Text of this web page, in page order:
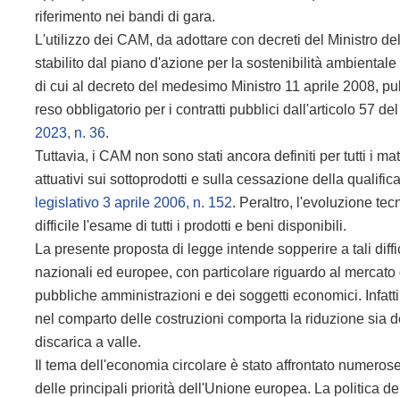
riferimento nei bandi di gara.
L'utilizzo dei CAM, da adottare con decreti del Ministro
stabilito dal piano d'azione per la sostenibilità
di cui al decreto del medesimo Ministro 11 aprile 2008,
reso obbligatorio per i contratti pubblici dall'articolo 57
2023, n. 36.
Tuttavia, i CAM non sono stati ancora definiti per tutti i
attuativi sui sottoprodotti e sulla cessazione della
legislativo 3 aprile 2006, n. 152. Peraltro, l'evoluzione
difficile l'esame di tutti i prodotti e beni disponibili.
La presente proposta di legge intende sopperire a tali
nazionali ed europee, con particolare riguardo al
pubbliche amministrazioni e dei soggetti economici.
nel comparto delle costruzioni comporta la riduzione sia
discarica a valle.
Il tema dell'economia circolare è stato affrontato
delle principali priorità dell'Unione europea. La politica